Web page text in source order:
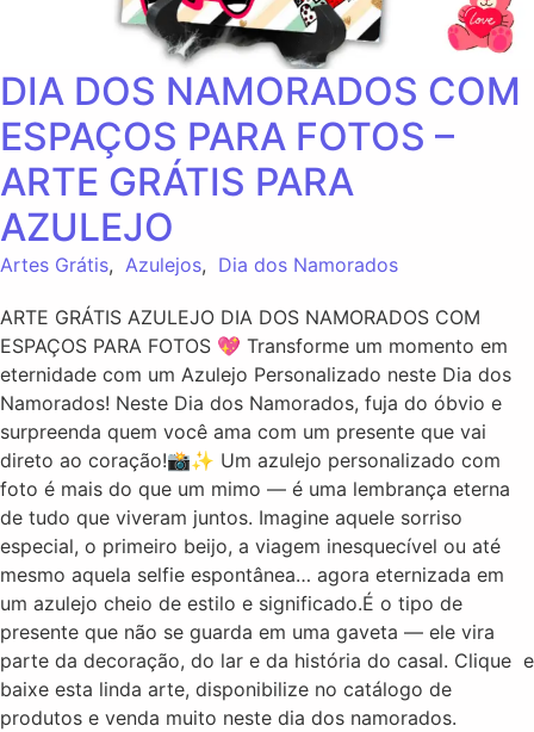
DIA DOS NAMORADOS COM
ESPAÇOS PARA FOTOS –
ARTE GRÁTIS PARA
AZULEJO
Artes Grátis, Azulejos, Dia dos Namorados
ARTE GRÁTIS AZULEJO DIA DOS NAMORADOS COM
ESPAÇOS PARA FOTOS 💖 Transforme um momento em
eternidade com um Azulejo Personalizado neste Dia dos
Namorados! Neste Dia dos Namorados, fuja do óbvio e
surpreenda quem você ama com um presente que vai
direto ao coração!📸✨ Um azulejo personalizado com
foto é mais do que um mimo — é uma lembrança eterna
de tudo que viveram juntos. Imagine aquele sorriso
especial, o primeiro beijo, a viagem inesquecível ou até
mesmo aquela selfie espontânea… agora eternizada em
um azulejo cheio de estilo e significado.É o tipo de
presente que não se guarda em uma gaveta — ele vira
parte da decoração, do lar e da história do casal. Clique e
baixe esta linda arte, disponibilize no catálogo de
produtos e venda muito neste dia dos namorados.